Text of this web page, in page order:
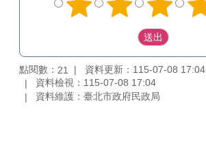
點閱數： 21
資料更新：115-07-08 17:04
資料檢視：115-07-08 17:04
資料維護：臺北市政府民政局